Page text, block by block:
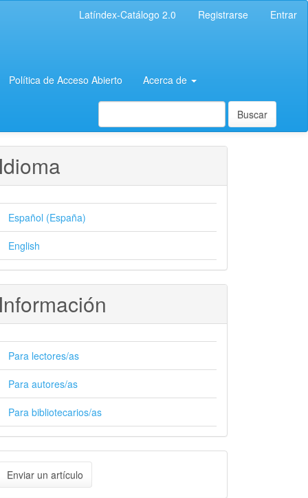
Latíndex-Catálogo 2.0 Registrarse Entrar
Política de Acceso Abierto Acerca de
Buscar
Español (España)
English
Para lectores/as
Para autores/as
Para bibliotecarios/as
Enviar un artículo